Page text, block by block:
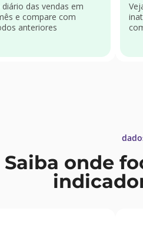
das vendas em
e compare com
anteriores
Saiba onde